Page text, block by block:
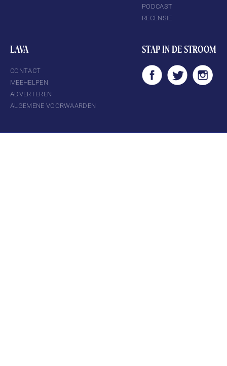
PODCAST
RECENSIE
LAVA
CONTACT
MEEHELPEN
ADVERTEREN
ALGEMENE VOORWAARDEN
STAP IN DE STROOM